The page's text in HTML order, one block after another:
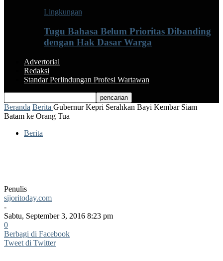
Lingkungan
Tugu Bahasa Belum Prioritas Dibanding
dengan Hak Dasar Warga
Advertorial
Redaksi
Standar Perlindungan Profesi Wartawan
Beranda Berita Gubernur Kepri Serahkan Bayi Kembar Siam
Batam ke Orang Tua
Berita
Penulis
sijoritoday.com
-
Sabtu, September 3, 2016 8:23 pm
0
Berbagi di Facebook
Tweet di Twitter